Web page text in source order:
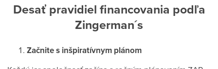
Desať pravidiel financovania podľa
Zingerman´s
Začnite s inšpiratívnym plánom